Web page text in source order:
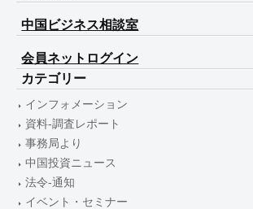
中国ビジネス相談室
会員ネットログイン
カテゴリー
インフォメーション
資料-調査レポート
事務局より
中国投資ニュース
法令-通知
イベント・セミナー